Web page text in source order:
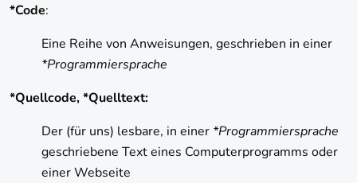
*Code:
Eine Reihe von Anweisungen, geschrieben in einer
*Programmiersprache
*Quellcode, *Quelltext:
Der (für uns) lesbare, in einer *Programmiersprache
geschriebene Text eines Computerprogramms oder
einer Webseite